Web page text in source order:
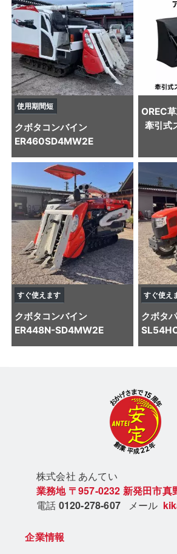
使用期間短
クボタ コンバイン
ER460SD4MW2E
OREC
牽引式
すぐ使えます
クボタ コンバイン
ER448N-SD4MW2E
すぐ使え
クボタ
株式会社 あんてい
業務地 〒957-0232 新発田市真
電話 0120-278-607 メール
企業情報